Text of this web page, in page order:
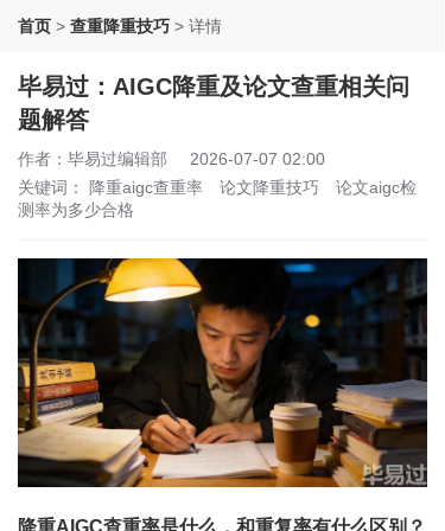
首页 > 查重降重技巧 > 详情
毕易过：AIGC降重及论文查重相关问
题解答
作者：毕易过编辑部
2026-07-07 02:00
关键词：
降重aigc查重率 论文降重技巧
论文aigc检
测率为多少合格